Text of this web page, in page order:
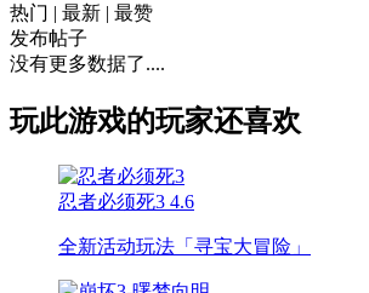
热门 | 最新 | 最赞
发布帖子
没有更多数据了....
玩此游戏的玩家还喜欢
忍者必须死3 4.6
全新活动玩法「寻宝大冒险」